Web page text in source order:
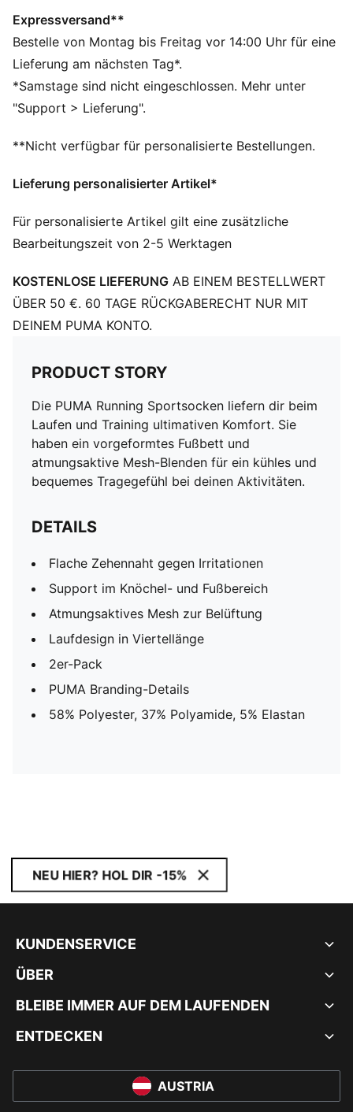
Laufdesign in Viertellänge
2er-Pack
PUMA Branding-Details
58% Polyester, 37% Polyamide, 5% Elastan
Expressversand**
Bestelle von Montag bis Freitag vor 14:00 Uhr für eine
Lieferung am nächsten Tag*.
*Samstage sind nicht eingeschlossen. Mehr unter
"Support > Lieferung".
**Nicht verfügbar für personalisierte Bestellungen.
Lieferung personalisierter Artikel*
Für personalisierte Artikel gilt eine zusätzliche
Bearbeitungszeit von 2-5 Werktagen
KOSTENLOSE LIEFERUNG AB EINEM BESTELLWERT
ÜBER 50 €. 60 TAGE RÜCKGABERECHT NUR MIT
DEINEM PUMA KONTO.
PRODUCT STORY
Die PUMA Running Sportsocken liefern dir beim
Laufen und Training ultimativen Komfort. Sie
haben ein vorgeformtes Fußbett und
atmungsaktive Mesh-Blenden für ein kühles und
bequemes Tragegefühl bei deinen Aktivitäten.
DETAILS
Flache Zehennaht gegen Irritationen
Support im Knöchel- und Fußbereich
Atmungsaktives Mesh zur Belüftung
Laufdesign in Viertellänge
2er-Pack
PUMA Branding-Details
58% Polyester, 37% Polyamide, 5% Elastan
NEU HIER? HOL DIR -15%
KUNDENSERVICE
ÜBER
BLEIBE IMMER AUF DEM LAUFENDEN
ENTDECKEN
AUSTRIA